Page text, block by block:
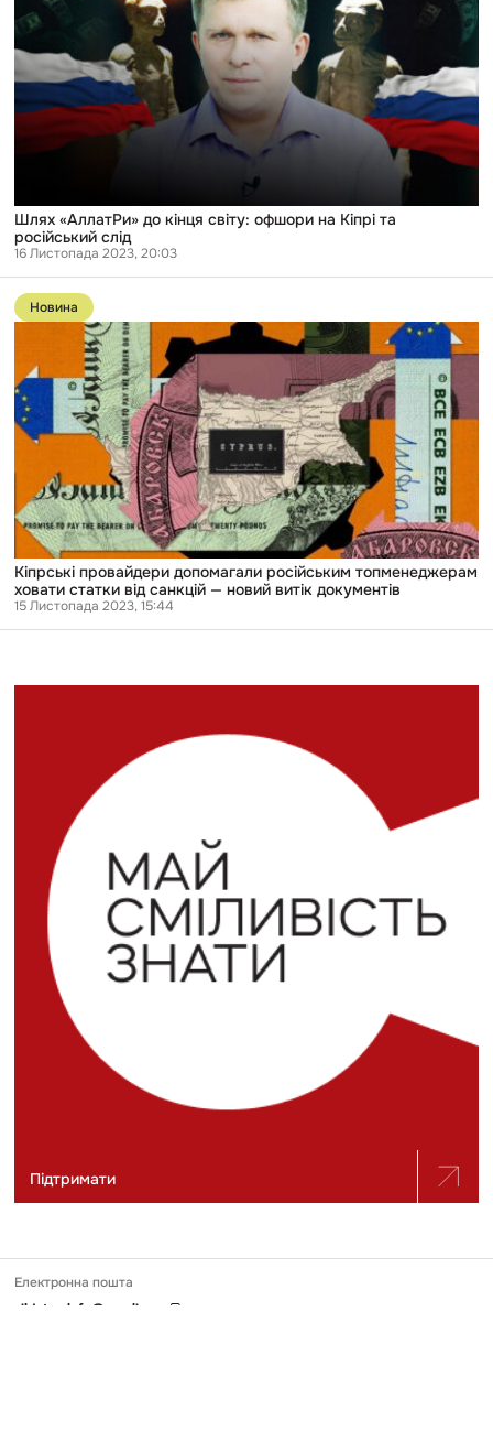
кінця
світу:
офшори
на
Кіпрі
та
російський
слід
Шлях «АллатРи» до кінця світу: офшори на Кіпрі та
російський слід
16 Листопада 2023, 20:03
Перейти
до
публікації
провайдери
допомагали
російським
топменеджерам
ховати
статки
санкцій —
новий
витік
документів
Новина
Кіпрські провайдери допомагали російським топменеджерам
ховати статки від санкцій — новий витік документів
15 Листопада 2023, 15:44
Підтримати
Електронна пошта
slidstvo.info@gmail.com